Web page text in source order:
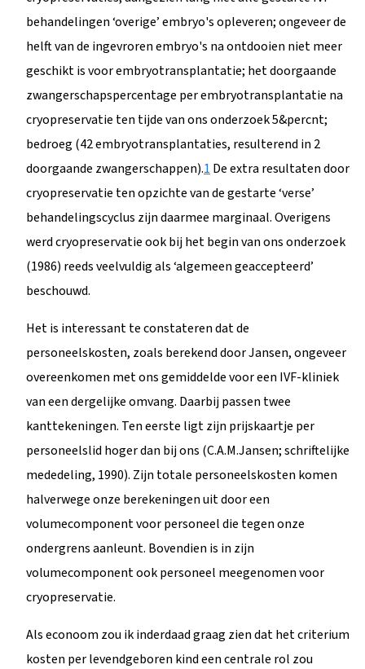
behandelingen ‘overige’ embryo's opleveren; ongeveer de
helft van de ingevroren embryo's na ontdooien niet meer
geschikt is voor embryotransplantatie; het doorgaande
zwangerschapspercentage per embryotransplantatie na
cryopreservatie ten tijde van ons onderzoek 5&percnt;
bedroeg (42 embryotransplantaties, resulterend in 2
doorgaande zwangerschappen).1 De extra resultaten door
cryopreservatie ten opzichte van de gestarte ‘verse’
behandelingscyclus zijn daarmee marginaal. Overigens
werd cryopreservatie ook bij het begin van ons onderzoek
(1986) reeds veelvuldig als ‘algemeen geaccepteerd’
beschouwd.
Het is interessant te constateren dat de
personeelskosten, zoals berekend door Jansen, ongeveer
overeenkomen met ons gemiddelde voor een IVF-kliniek
van een dergelijke omvang. Daarbij passen twee
kanttekeningen. Ten eerste ligt zijn prijskaartje per
personeelslid hoger dan bij ons (C.A.M.Jansen; schriftelijke
mededeling, 1990). Zijn totale personeelskosten komen
halverwege onze berekeningen uit door een
volumecomponent voor personeel die tegen onze
ondergrens aanleunt. Bovendien is in zijn
volumecomponent ook personeel meegenomen voor
cryopreservatie.
Als econoom zou ik inderdaad graag zien dat het criterium
kosten per levendgeboren kind een centrale rol zou